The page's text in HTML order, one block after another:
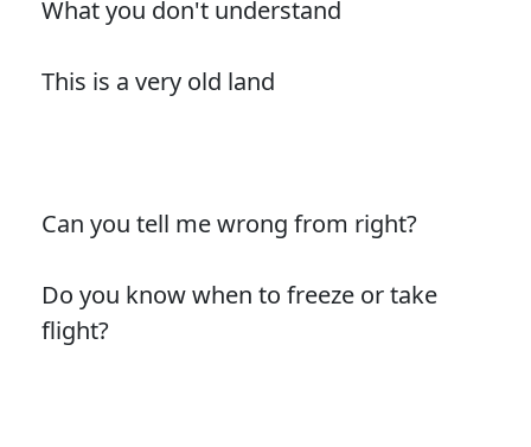
What you don't understand
This is a very old land
Can you tell me wrong from right?
Do you know when to freeze or take
flight?